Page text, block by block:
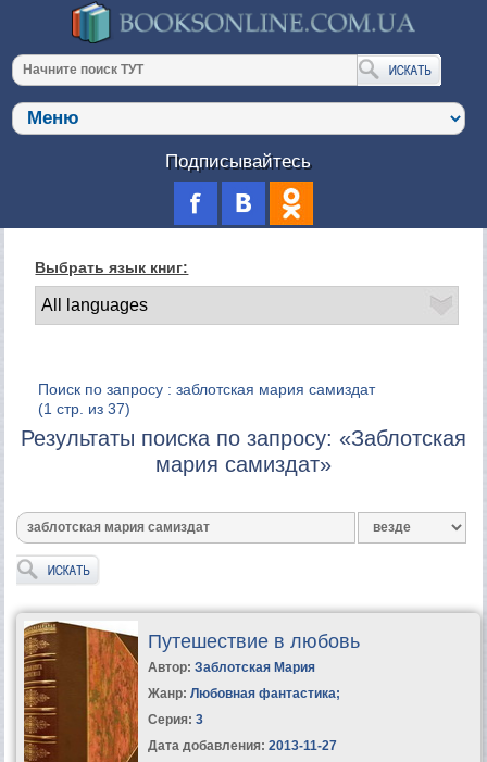
Подписывайтесь
Выбрать язык книг:
Поиск по запросу : заблотская мария самиздат
(1 стр. из 37)
Результаты поиска по запросу: «Заблотская
мария самиздат»
Путешествие в любовь
Автор: Заблотская Мария
Жанр: Любовная фантастика;
Серия: 3
Дата добавления: 2013-11-27